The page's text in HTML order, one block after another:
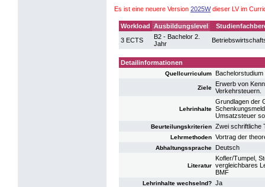
Es ist eine neuere Version 2025Wdieser LV im
Workload Ausbildungslevel
3 ECTS
B2 - Bachelor 2.
Jahr
Detailinformationen
Quellcurriculum
Ziele
Erwerb von
Verkehrsteuern.
Lehrinhalte
Grundlagen der
Umsatzsteuer
Beurteilungskriterien Zwei schriftliche
Lehrmethoden Vortrag der
Abhaltungssprache Deutsch
Literatur
Kofler/Tumpel,
vergleichbares
BMF
Lehrinhalte wechselnd? Ja